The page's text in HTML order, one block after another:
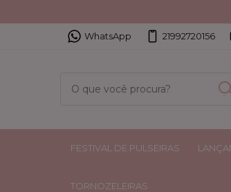
WhatsApp 21992720156
FESTIVAL DE PULSEIRAS
TORNOZELEIRAS